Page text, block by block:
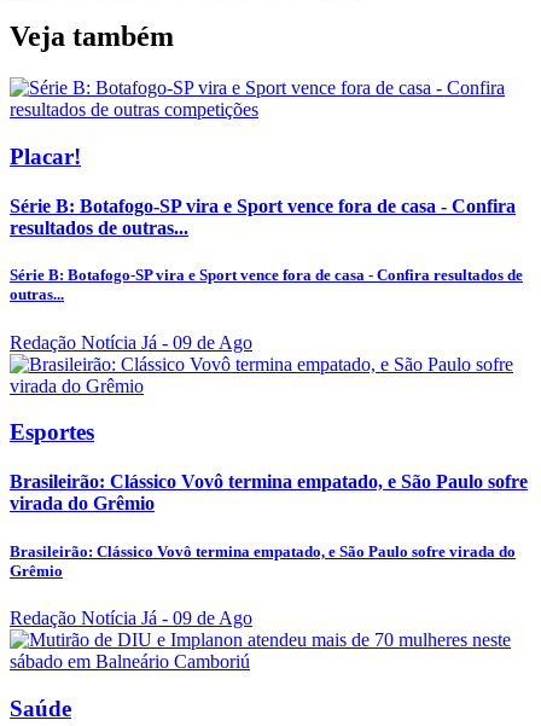
Veja também
Placar!
Série B: Botafogo-SP vira e Sport vence fora de casa - Confira
resultados de outras...
Série B: Botafogo-SP vira e Sport vence fora de casa - Confira resultados de
outras...
Redação Notícia Já - 09 de Ago
Esportes
Brasileirão: Clássico Vovô termina empatado, e São Paulo sofre
virada do Grêmio
Brasileirão: Clássico Vovô termina empatado, e São Paulo sofre virada do
Grêmio
Redação Notícia Já - 09 de Ago
Saúde